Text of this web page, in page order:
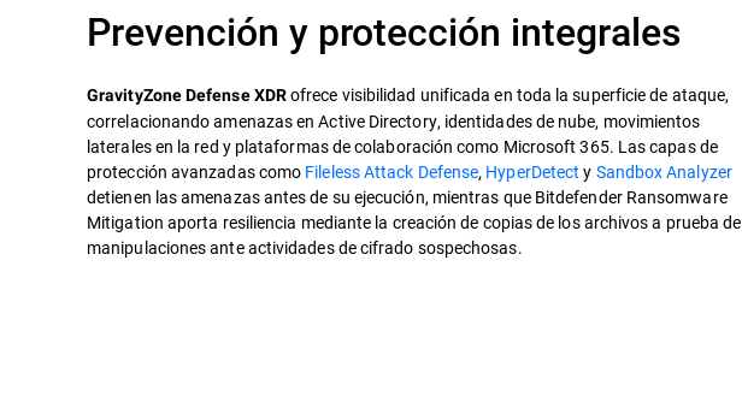
Prevención y protección integrales
GravityZone Defense XDRofrece visibilidad unificada en toda la superficie de ataque,
correlacionando amenazas en Active Directory, identidades de nube, movimientos
laterales en la red y plataformas de colaboración como Microsoft 365. Las capas de
protección avanzadas como Fileless Attack Defense, HyperDetect y Sandbox Analyzer
detienen las amenazas antes de su ejecución, mientras que Bitdefender Ransomware
Mitigation aporta resiliencia mediante la creación de copias de los archivos a prueba de
manipulaciones ante actividades de cifrado sospechosas.